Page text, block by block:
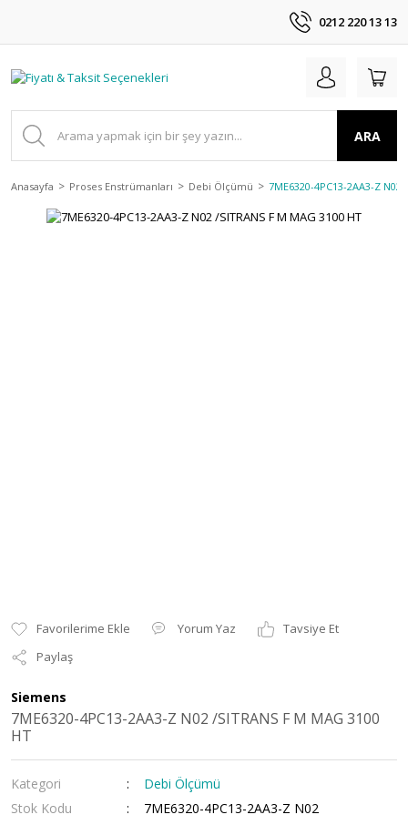
0212 220 13 13
ARA
Anasayfa Proses Enstrümanları Debi Ölçümü 7ME6320-4PC13-2AA3-Z N02
Yorum Yaz
Tavsiye Et
Paylaş
Siemens
7ME6320-4PC13-2AA3-Z N02 /SITRANS F M MAG 3100
HT
Kategori
Debi Ölçümü
Stok Kodu
7ME6320-4PC13-2AA3-Z N02